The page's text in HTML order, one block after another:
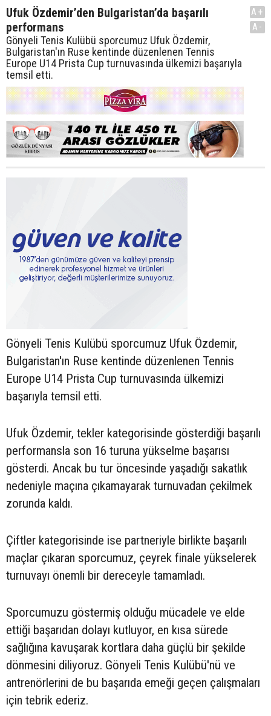
Ufuk Özdemir’den Bulgaristan’da başarılı
performans
Gönyeli Tenis Kulübü sporcumuz Ufuk Özdemir,
Bulgaristan'ın Ruse kentinde düzenlenen Tennis
Europe U14 Prista Cup turnuvasında ülkemizi başarıyla
temsil etti.
A+
A-
Gönyeli Tenis Kulübü sporcumuz Ufuk Özdemir,
Bulgaristan'ın Ruse kentinde düzenlenen Tennis
Europe U14 Prista Cup turnuvasında ülkemizi
başarıyla temsil etti.
Ufuk Özdemir, tekler kategorisinde gösterdiği başarılı
performansla son 16 turuna yükselme başarısı
gösterdi. Ancak bu tur öncesinde yaşadığı sakatlık
nedeniyle maçına çıkamayarak turnuvadan çekilmek
zorunda kaldı.
Çiftler kategorisinde ise partneriyle birlikte başarılı
maçlar çıkaran sporcumuz, çeyrek finale yükselerek
turnuvayı önemli bir dereceyle tamamladı.
Sporcumuzu göstermiş olduğu mücadele ve elde
ettiği başarıdan dolayı kutluyor, en kısa sürede
sağlığına kavuşarak kortlara daha güçlü bir şekilde
dönmesini diliyoruz. Gönyeli Tenis Kulübü'nü ve
antrenörlerini de bu başarıda emeği geçen çalışmaları
için tebrik ederiz.